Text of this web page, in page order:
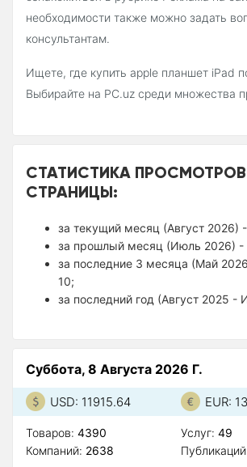
необходимости также можно задать
консультантам.
Ищете, где купить apple планшет iPad
Выбирайте на PC.uz среди множества
СТАТИСТИКА ПРОСМОТРОВ
СТРАНИЦЫ:
за текущий месяц (Август 2026)
за прошлый месяц (Июль 2026) -
за последние 3 месяца (Май
10;
за последний год (Август 2025
Суббота, 8 Августа 2026 Г.
USD: 11915.64 EUR:
Товаров: 4390
Компаний: 2638
Услуг: 49